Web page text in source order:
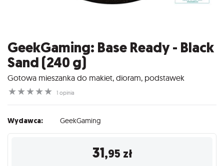
GeekGaming: Base Ready - Black
Sand (240 g)
Gotowa mieszanka do makiet, dioram, podstawek
☆
☆
☆
☆
☆ 1 opinia
Wydawca: GeekGaming
31,95 zł